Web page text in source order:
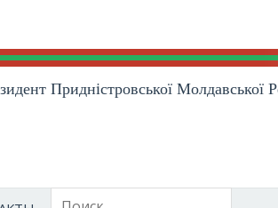
Приднiстровської Молдавської